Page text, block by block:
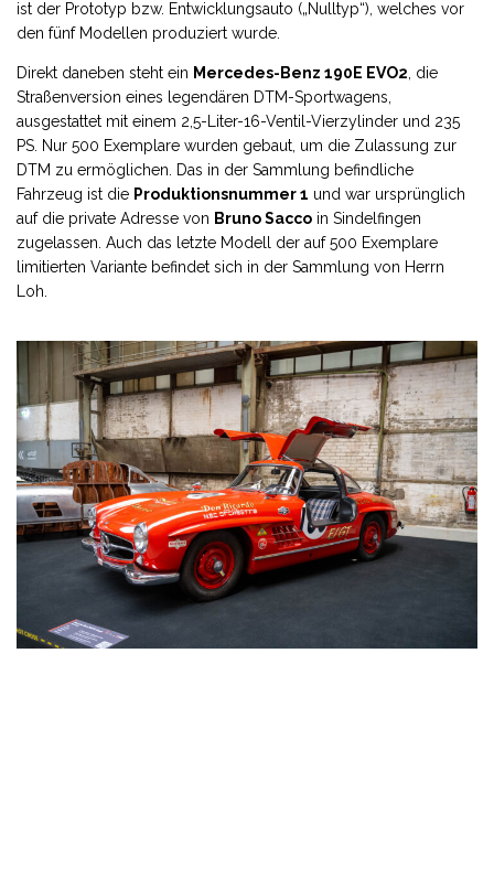
ist der Prototyp bzw. Entwicklungsauto („Nulltyp“), welches vor
den fünf Modellen produziert wurde.
Direkt daneben steht ein Mercedes-Benz 190E EVO2 , die
Straßenversion eines legendären DTM-Sportwagens,
ausgestattet mit einem 2,5-Liter-16-Ventil-Vierzylinder und 235
PS. Nur 500 Exemplare wurden gebaut, um die Zulassung zur
DTM zu ermöglichen. Das in der Sammlung befindliche
Fahrzeug ist die Produktionsnummer 1 und war ursprünglich
auf die private Adresse von Bruno Sacco in Sindelfingen
zugelassen. Auch das letzte Modell der auf 500 Exemplare
limitierten Variante befindet sich in der Sammlung von Herrn
Loh.